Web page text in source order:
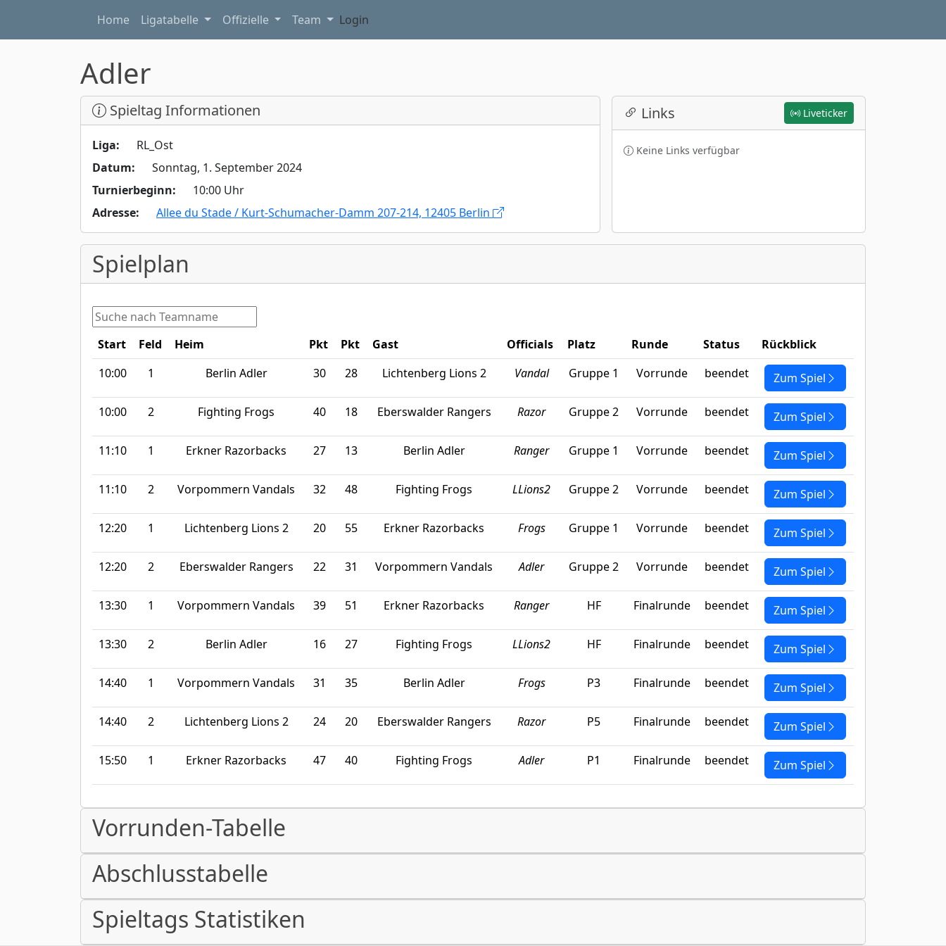
Home Ligatabelle Offizielle Team Login
Adler
Spieltag Informationen
Liga:
RL_Ost
Datum:
Sonntag, 1. September 2024
Turnierbeginn:
10:00 Uhr
Adresse:
Allee du Stade / Kurt-Schumacher-Damm 207-214, 12405 Berlin
Links Liveticker
Keine Links verfügbar
Spielplan
Start Feld Heim Pkt Pkt Gast Officials Platz Runde Status
Rückblick
10:00
1 Berlin Adler 30 28 Lichtenberg Lions 2 Vandal Gruppe 1 Vorrunde beendet Zum Spiel
10:00 2 Fighting Frogs 40 18 Eberswalder Rangers Razor Gruppe 2 Vorrunde beendet Zum Spiel
11:10 1 Erkner Razorbacks 27 13 Berlin Adler Ranger Gruppe 1 Vorrunde beendet Zum Spiel
11:10 2 Vorpommern Vandals 32 48 Fighting Frogs LLions2 Gruppe 2 Vorrunde beendet Zum Spiel
12:20 1 Lichtenberg Lions 2 20 55 Erkner Razorbacks Frogs Gruppe 1 Vorrunde beendet Zum Spiel
12:20 2 Eberswalder Rangers 22 31 Vorpommern Vandals Adler Gruppe 2 Vorrunde beendet Zum Spiel
13:30 1 Vorpommern Vandals 39 51 Erkner Razorbacks Ranger HF Finalrunde beendet Zum Spiel
13:30 2 Berlin Adler 16 27 Fighting Frogs LLions2 HF Finalrunde beendet Zum Spiel
14:40 1 Vorpommern Vandals 31 35 Berlin Adler Frogs P3 Finalrunde beendet Zum Spiel
14:40 2 Lichtenberg Lions 2 24 20 Eberswalder Rangers Razor P5 Finalrunde beendet Zum Spiel
15:50 1 Erkner Razorbacks 47 40 Fighting Frogs Adler P1 Finalrunde beendet Zum Spiel
Vorrunden-Tabelle
Abschlusstabelle
Spieltags Statistiken